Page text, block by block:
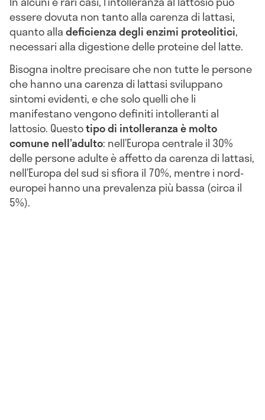
essere dovuta non tanto alla carenza di lattasi,
quanto alladeficienza degli enzimi proteolitici,
necessari alla digestione delle proteine del latte.
Bisogna inoltre precisare che non tutte le persone
che hanno una carenza di lattasi sviluppano
sintomi evidenti, e che solo quelli che li
manifestano vengono definiti intolleranti al
lattosio. Questotipo di intolleranza è molto
comune nell’adulto: nell’Europa centrale il 30%
delle persone adulte è affetto da carenza di lattasi,
nell’Europa del sud si sfiora il 70%, mentre i nord-
europei hanno una prevalenza più bassa (circa il
5%).